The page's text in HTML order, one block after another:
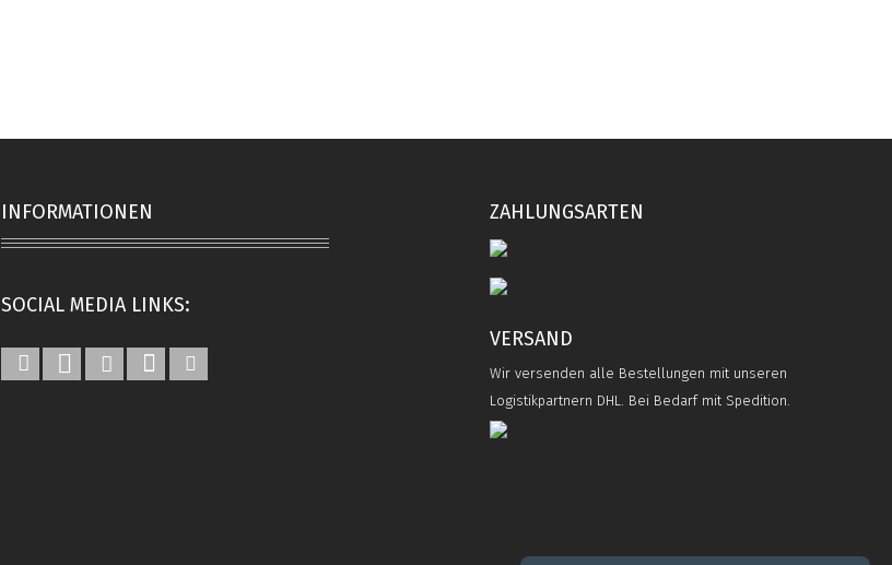
INFORMATIONEN
SOCIAL MEDIA LINKS:
ZAHLUNGSARTEN
VERSAND
Wir versenden alle Bestellungen mit unseren
Logistikpartnern DHL. Bei Bedarf mit Spedition.